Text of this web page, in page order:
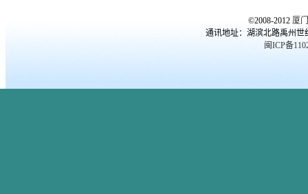
©2008-2012 厦
通讯地址：湖滨北路禹州
闽ICP备